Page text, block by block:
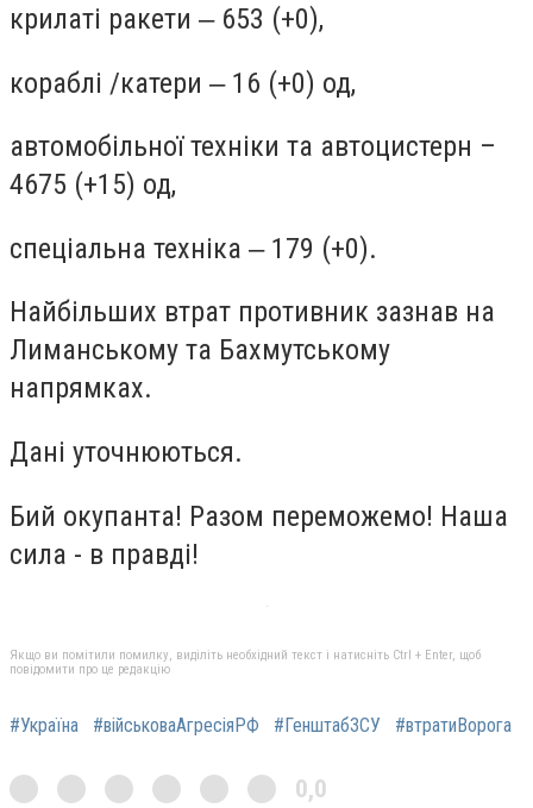
крилаті ракети ‒ 653 (+0),
кораблі /катери ‒ 16 (+0) од,
автомобільної техніки та автоцистерн –
4675 (+15) од,
спеціальна техніка ‒ 179 (+0).
Найбільших втрат противник зазнав на
Лиманському та Бахмутському
напрямках.
Дані уточнюються.
Бий окупанта! Разом переможемо! Наша
сила - в правді!
Якщо ви помітили помилку, виділіть необхідний текст і натисніть Ctrl + Enter, щоб
повідомити про це редакцію
#Україна #військоваАгресіяРФ #ГенштабЗСУ #втратиВорога
0,0